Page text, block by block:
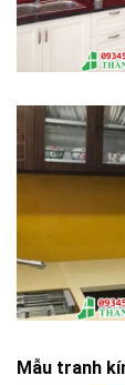
Mẫu tranh